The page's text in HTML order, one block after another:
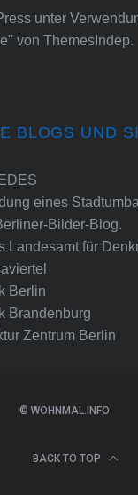
unter
von ThemesIndep.
BLOGS UND
eines
Bilder-Blog.
Landesamt für
Berlin
Brandenburg
Zentrum Berlin
© WOHNMAL.INFO
BACK TO TOP